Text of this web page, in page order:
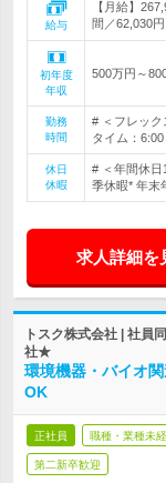
給与
【月給】
間／62,030
初年度
年収
500万円～
勤務
時間
# ＜フレッ
タイム：
休日
休暇
# ＜年間休日
季休暇* 年末
求人詳細を
トスク株式会社 | 社
社★
環境機器・バイオ
OK
正社員 職種・業種未
第二新卒歓迎